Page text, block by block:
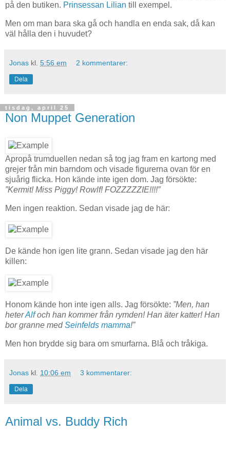
på den butiken. Prinsessan Lilian till exempel.
Men om man bara ska gå och handla en enda sak, då kan
väl hålla den i huvudet?
Jonas kl. 5:56 em 2 kommentarer:
Dela
tisdag, april 25
Non Muppet Generation
Apropå trumduellen nedan så tog jag fram en kartong med
grejer från min barndom och visade figurerna ovan för en
sjuårig flicka. Hon kände inte igen dom. Jag försökte:
”Kermit! Miss Piggy! Rowlf! FOZZZZZIE!!!!”
Men ingen reaktion. Sedan visade jag de här:
De kände hon igen lite grann. Sedan visade jag den här
killen:
Honom kände hon inte igen alls. Jag försökte: ”Men, han
heterAlfoch han kommer från rymden! Han äter katter! Han
bor granne medSeinfelds mamma!”
Men hon brydde sig bara om smurfarna. Blå och tråkiga.
Jonas kl. 10:06 em 3 kommentarer:
Dela
Animal vs. Buddy Rich